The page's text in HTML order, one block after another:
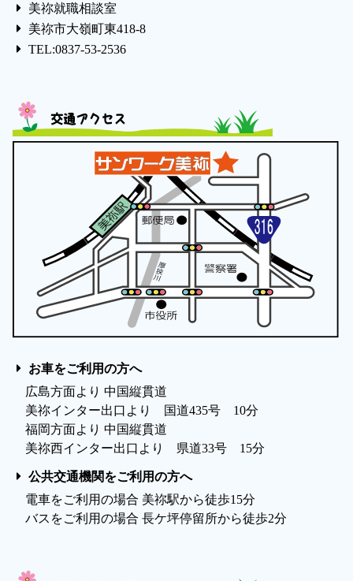
美祢就職相談室
美祢市大嶺町東418-8
TEL:0837-53-2536
交通アクセス
お車をご利用の方へ
広島方面より 中国縦貫道
美祢インター出口より 国道435号 10分
福岡方面より 中国縦貫道
美祢西インター出口より 県道33号 15分
公共交通機関をご利用の方へ
電車をご利用の場合 美祢駅から徒歩15分
バスをご利用の場合 長ケ坪停留所から徒歩2分